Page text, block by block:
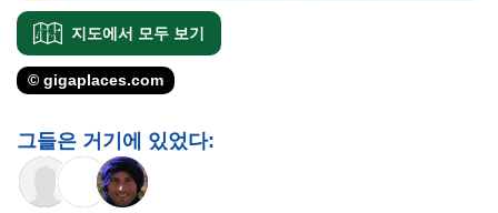
지도에서 모두 보기
© gigaplaces.com
그들은 거기에 있었다: